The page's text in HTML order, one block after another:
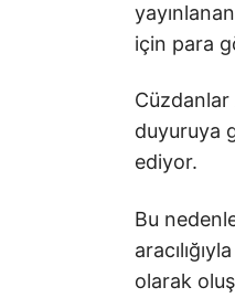
için para
Cüzdanlar
duyuruya
ediyor.
Bu
olarak